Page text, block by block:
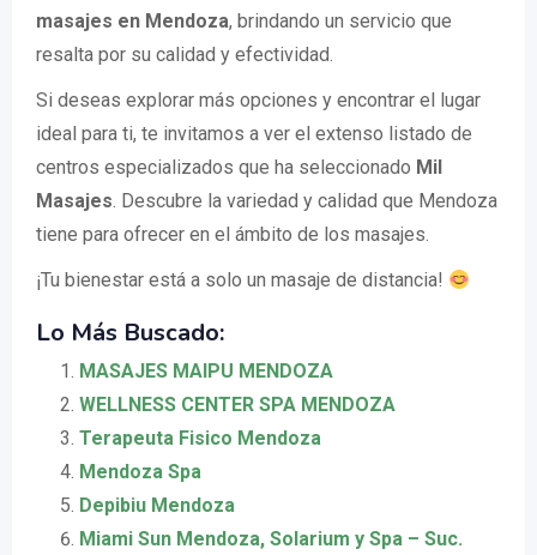
masajes en Mendoza, brindando un servicio que
resalta por su calidad y efectividad.
Si deseas explorar más opciones y encontrar el lugar
ideal para ti, te invitamos a ver el extenso listado de
centros especializados que ha seleccionado Mil
Masajes. Descubre la variedad y calidad que Mendoza
tiene para ofrecer en el ámbito de los masajes.
¡Tu bienestar está a solo un masaje de distancia!
Lo Más Buscado:
MASAJES MAIPU MENDOZA
WELLNESS CENTER SPA MENDOZA
Terapeuta Fisico Mendoza
Mendoza Spa
Depibiu Mendoza
Miami Sun Mendoza, Solarium y Spa – Suc.